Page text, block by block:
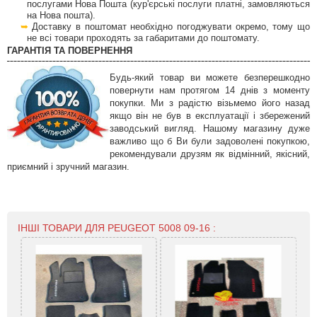
послугами Нова Пошта (кур'єрські послуги платні, замовляються
на Нова пошта).
Доставку в поштомат необхідно погоджувати окремо, тому що
не всі товари проходять за габаритами до поштомату.
ГАРАНТІЯ ТА ПОВЕРНЕННЯ
Будь-який товар ви можете безперешкодно
повернути нам протягом 14 днів з моменту
покупки. Ми з радістю візьмемо його назад
якщо він не був в експлуатації і збережений
заводський вигляд. Нашому магазину дуже
важливо що б Ви були задоволені покупкою,
рекомендували друзям як відмінний, якісний,
приємний і зручний магазин.
ІНШІ ТОВАРИ ДЛЯ PEUGEOT 5008 09-16 :